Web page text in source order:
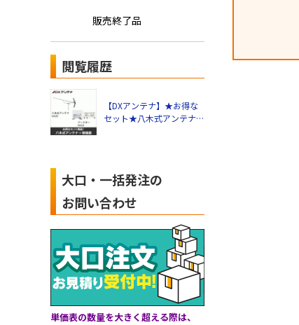
販売終了品
閲覧履歴
【DXアンテナ】★お得な
セット★八木式アンテナ
大口・一括発注の
お問い合わせ
単価表の数量を大きく超える際は、